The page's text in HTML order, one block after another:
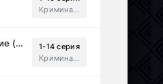
Криминал, Драма
Роковое соблазнение (2023)
1-14 серия
Криминал, Мистический, Триллер, Драма